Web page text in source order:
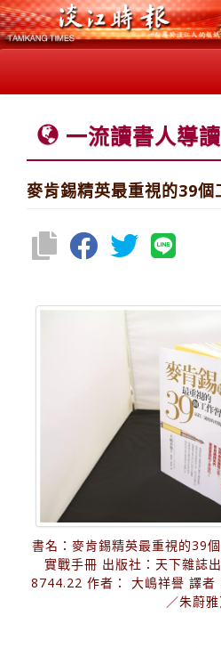
一流讀書人導讀
麥肯錫精英最重視的39個
書名：麥肯錫精英最重視的39
實戰手冊 出版社：天下雜誌
8744.22 作者： 大嶋祥譽 譯者
／朱蔚雅